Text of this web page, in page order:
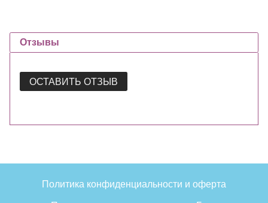
Отзывы
ОСТАВИТЬ ОТЗЫВ
Политика конфиденциальности и оферта